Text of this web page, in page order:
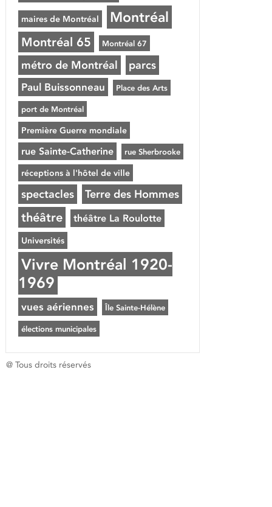
maires de Montréal Montréal
Montréal 65 Montréal 67
métro de Montréal parcs
Paul Buissonneau Place des Arts
port de Montréal
Première Guerre mondiale
rue Sainte-Catherine rue Sherbrooke
réceptions à l'hôtel de ville
spectacles Terre des Hommes
théâtre théâtre La Roulotte
Universités
Vivre Montréal 1920-
1969
vues aériennes Île Sainte-Hélène
élections municipales
@ Tous droits réservés